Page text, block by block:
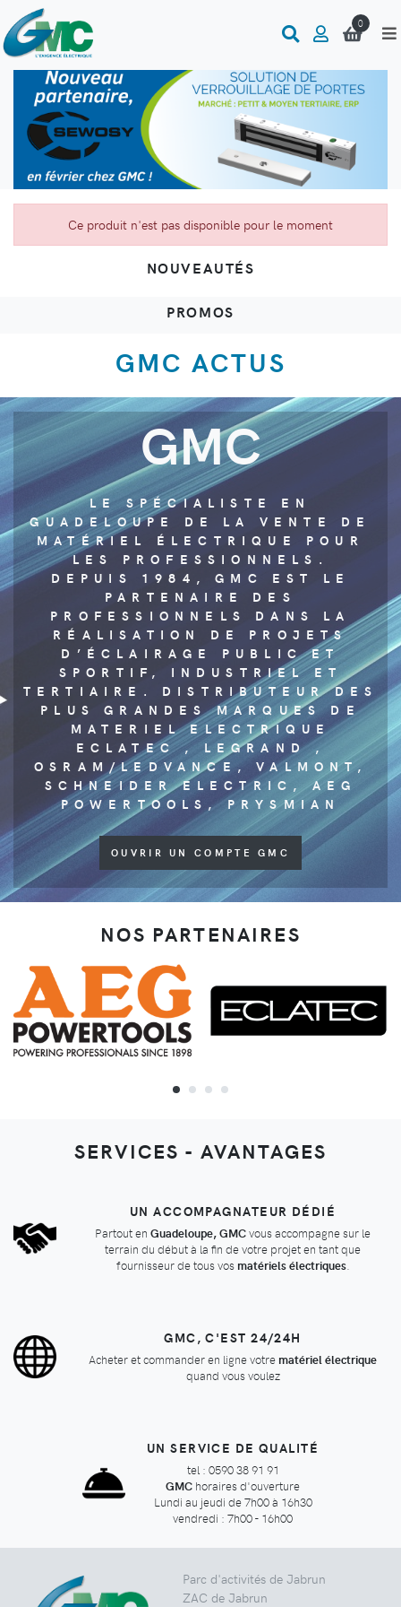
0
Ce produit n'est pas disponible pour le moment
NOUVEAUTÉS
PROMOS
GMC ACTUS
GMC
LE SPÉCIALISTE EN
GUADELOUPE DE LA VENTE DE
MATÉRIEL ÉLECTRIQUE POUR
LES PROFESSIONNELS.
DEPUIS 1984, GMC EST LE
PARTENAIRE DES
PROFESSIONNELS DANS LA
RÉALISATION DE PROJETS
D’ÉCLAIRAGE PUBLIC ET
SPORTIF, INDUSTRIEL ET
TERTIAIRE. DISTRIBUTEUR DES
PLUS GRANDES MARQUES DE
MATERIEL ELECTRIQUE
ECLATEC , LEGRAND ,
OSRAM/LEDVANCE, VALMONT,
SCHNEIDER ELECTRIC, AEG
POWERTOOLS, PRYSMIAN
OUVRIR UN COMPTE GMC
NOS PARTENAIRES
SERVICES - AVANTAGES
UN ACCOMPAGNATEUR DÉDIÉ
Partout en Guadeloupe, GMCvous accompagne sur le
terrain du début à la fin de votre projet en tant que
fournisseur de tous vos matériels électriques.
GMC, C'EST 24/24H
Acheter et commander en ligne votre matériel électrique
quand vous voulez
UN SERVICE DE QUALITÉ
tel : 0590 38 91 91
GMC horaires d'ouverture
Lundi au jeudi de 7h00 à 16h30
vendredi : 7h00 - 16h00
Parc d'activités de Jabrun
ZAC de Jabrun